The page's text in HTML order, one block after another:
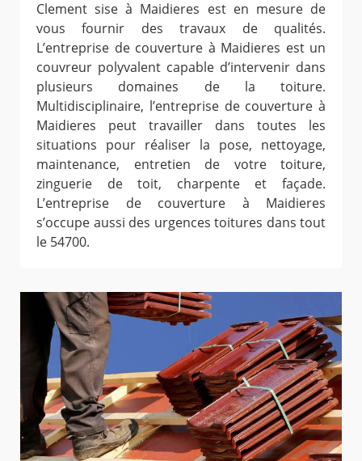
Clement sise à Maidieres est en mesure de
vous fournir des travaux de qualités.
L’entreprise de couverture à Maidieres est un
couvreur polyvalent capable d’intervenir dans
plusieurs domaines de la toiture.
Multidisciplinaire, l’entreprise de couverture à
Maidieres peut travailler dans toutes les
situations pour réaliser la pose, nettoyage,
maintenance, entretien de votre toiture,
zinguerie de toit, charpente et façade.
L’entreprise de couverture à Maidieres
s’occupe aussi des urgences toitures dans tout
le 54700.